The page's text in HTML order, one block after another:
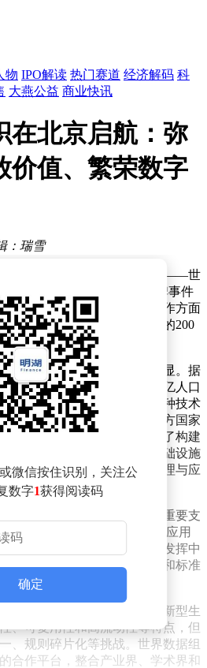
物 IPO解读 热门赛道 经济解码 科
大燕公益 商业快讯
在北京启航：弥
价值、繁荣数字
：瑞雪
治理实践的专业性国际组织——世
北京宣告成立。这一里程碑事件
领域挑战、推动全球数字合作方面
组织已吸引来自40多个国家的200
广泛的国际代表性。
景下，数据鸿沟问题日益凸显。据
至2024年底，全球仍有约26亿人口
主要集中在发展中国家。这种技术
北差距，更成为制约全球南方国家
界数据组织的成立，正是为了构建
合作平台，通过推动数字基础设施
帮助发展中国家提升数据治理与应
域的成就为组织发展提供了重要支
大的国家，中国在数字技术应用
经验。世界数据组织将充分发挥中
会员单位间的技术联合研发和标准
注入新动能。
成立的另一重要目标。作为新型生
、可复用性和高流动性等特点，但
、规则碎片化等挑战。世界数据组
合作平台，整合产业界、学术界和
微信按住识别，关注公
数字1获得阅读码
确定